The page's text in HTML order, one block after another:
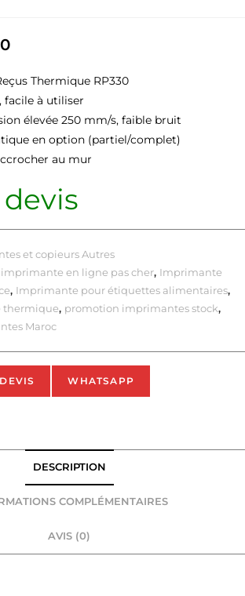
Thermique RP330
facile à utiliser
élevée 250 mm/s, faible bruit
en option (partiel/complet)
au mur
et copieurs Autres
en ligne pas cher, Imprimante
, Imprimante pour étiquettes alimentaires,
thermique, promotion imprimantes stock,
Maroc
WHATSAPP
DESCRIPTION
COMPLÉMENTAIRES
AVIS (0)